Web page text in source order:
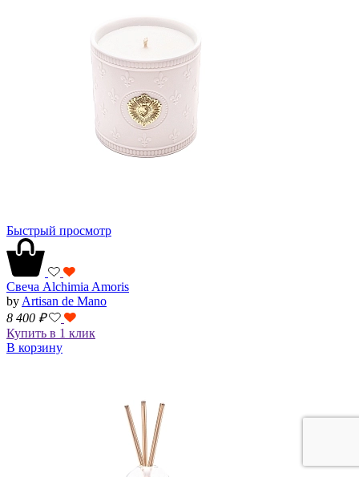
Быстрый просмотр
Свеча Alchimia Amoris
by Artisan de Mano
8 400 ₽
Купить в 1 клик
В корзину